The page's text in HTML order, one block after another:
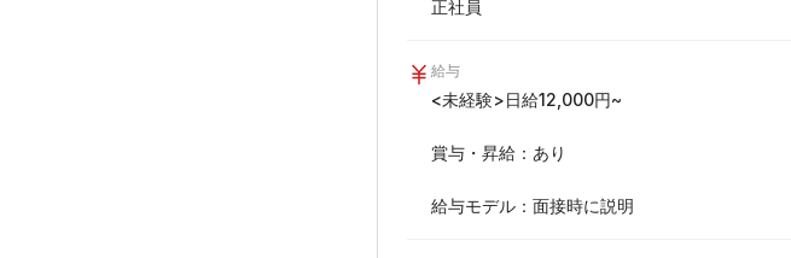
正社員
給与
<未経験>日給12,000円~
賞与・昇給：あり
給与モデル：面接時に説明